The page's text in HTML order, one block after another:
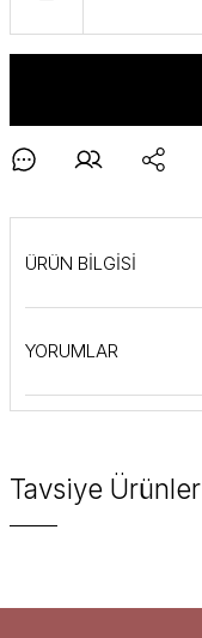
ÜRÜN BİLGİSİ
YORUMLAR
Tavsiye Ürünler